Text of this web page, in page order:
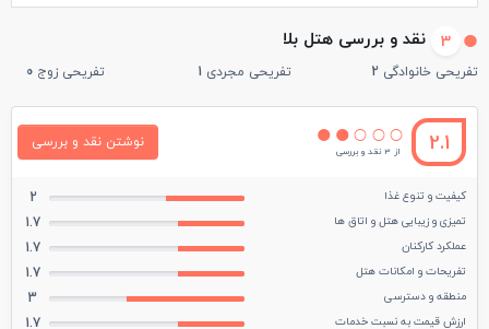
3 نقد و بررسی هتل بلا
تفریحی خانوادگی 2 تفریحی مجردی 1 تفریحی زوج 0
2.1 از 3 نقد و بررسی
نوشتن نقد و بررسی
کیفیت و تنوع غذا 2
تمیزی و زیبایی هتل و اتاق ها 1.7
عملکرد کارکنان 1.7
تفریحات و امکانات هتل 1.7
منطقه و دسترسی 3
ارزش قیمت به نسبت خدمات 1.7